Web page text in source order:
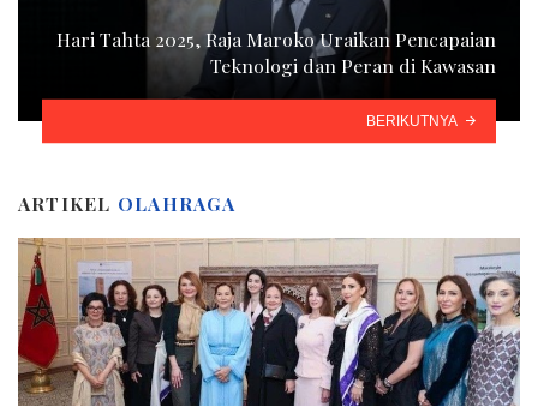
Hari Tahta 2025, Raja Maroko Uraikan Pencapaian
Teknologi dan Peran di Kawasan
BERIKUTNYA
ARTIKEL OLAHRAGA